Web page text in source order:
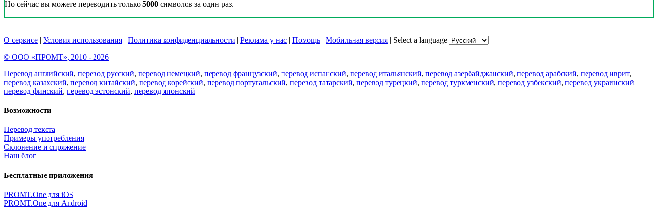
Но сейчас вы можете переводить только 5000 символов за один раз.
О сервисе | Условия использования | Политика конфиденциальности | Реклама у нас | Помощь | Мобильная версия | Select a language
© ООО «ПРОМТ», 2010 - 2026
Перевод английский, перевод русский, перевод немецкий, перевод французский, перевод испанский, перевод итальянский, перевод азербайджанский, перевод арабский, перевод иврит,
перевод казахский, перевод китайский, перевод корейский, перевод португальский, перевод татарский, перевод турецкий, перевод туркменский, перевод узбекский, перевод украинский,
перевод финский, перевод эстонский, перевод японский
Возможности
Перевод текста
Примеры употребления
Склонение и спряжение
Наш блог
Бесплатные приложения
PROMT.One для iOS
PROMT.One для Android